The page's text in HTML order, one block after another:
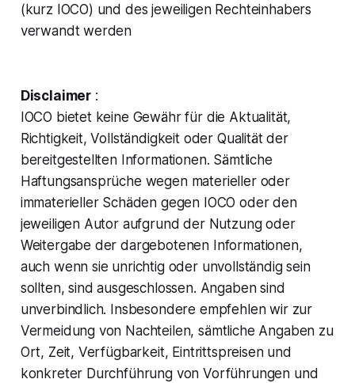
(kurz IOCO) und des jeweiligen Rechteinhabers
verwandt werden
Disclaimer :
IOCO bietet keine Gewähr für die Aktualität,
Richtigkeit, Vollständigkeit oder Qualität der
bereitgestellten Informationen. Sämtliche
Haftungsansprüche wegen materieller oder
immaterieller Schäden gegen IOCO oder den
jeweiligen Autor aufgrund der Nutzung oder
Weitergabe der dargebotenen Informationen,
auch wenn sie unrichtig oder unvollständig sein
sollten, sind ausgeschlossen. Angaben sind
unverbindlich. Insbesondere empfehlen wir zur
Vermeidung von Nachteilen, sämtliche Angaben zu
Ort, Zeit, Verfügbarkeit, Eintrittspreisen und
konkreter Durchführung von Vorführungen und